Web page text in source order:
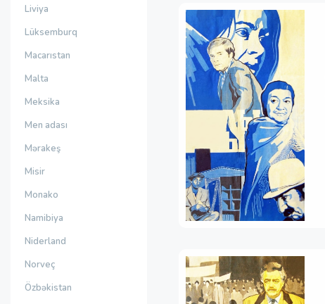
Liviya
Lüksemburq
Macarıstan
Malta
Meksika
Men adası
Mərakeş
Misir
Monako
Namibiya
Niderland
Norveç
Özbəkistan